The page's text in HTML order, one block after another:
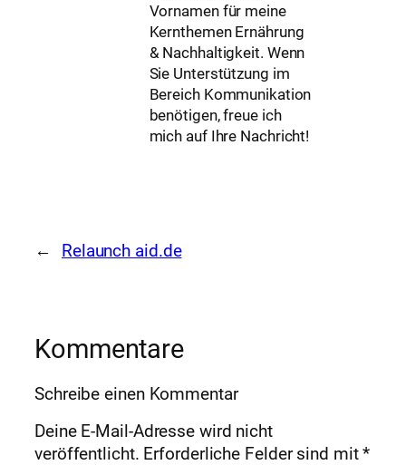
Vornamen für meine
Kernthemen Ernährung
& Nachhaltigkeit. Wenn
Sie Unterstützung im
Bereich Kommunikation
benötigen, freue ich
mich auf Ihre Nachricht!
← Relaunch aid.de
Kommentare
Schreibe einen Kommentar
Deine E-Mail-Adresse wird nicht
veröffentlicht. Erforderliche Felder sind mit*